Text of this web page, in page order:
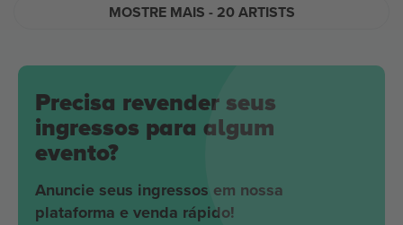
MOSTRE MAIS - 20 ARTISTS
Precisa revender seus
ingressos para algum
evento?
Anuncie seus ingressos em nossa
plataforma e venda rápido!